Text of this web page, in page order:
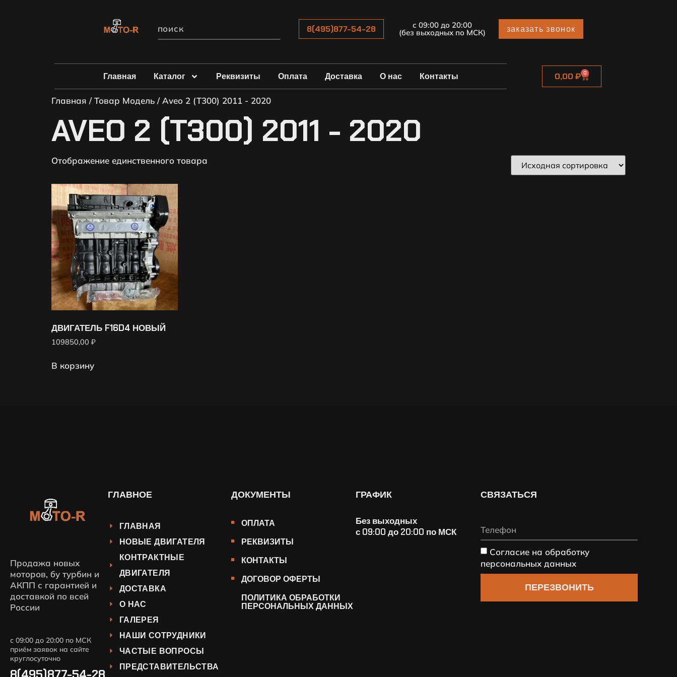
8(495)877-54-28 с 09:00 до 20:00
(без выходных по МСК) заказать звонок
Главная Каталог Реквизиты Оплата Доставка О нас Контакты 0,00₽ 0
Главная / Товар Модель / Aveo 2 (T300) 2011 - 2020
AVEO 2 (T300) 2011 - 2020
Отображение единственного товара
ДВИГАТЕЛЬ F16D4 НОВЫЙ
109850,00 ₽
В корзину
Продажа новых
моторов, бу турбин и
АКПП с гарантией и
доставкой по всей
России
с 09:00 до 20:00 по МСК
приём заявок на сайте
круглосуточно
ГЛАВНОЕ
ГЛАВНАЯ
НОВЫЕ ДВИГАТЕЛЯ
КОНТРАКТНЫЕ
ДВИГАТЕЛЯ
ДОСТАВКА
О НАС
ГАЛЕРЕЯ
НАШИ СОТРУДНИКИ
ЧАСТЫЕ ВОПРОСЫ
ПРЕДСТАВИТЕЛЬСТВА
ДОКУМЕНТЫ
ОПЛАТА
РЕКВИЗИТЫ
КОНТАКТЫ
ДОГОВОР ОФЕРТЫ
ПОЛИТИКА ОБРАБОТКИ
ПЕРСОНАЛЬНЫХ ДАННЫХ
ГРАФИК
Без выходных
с 09:00 до 20:00 по МСК
СВЯЗАТЬСЯ
Согласие на обработку
персональных данных
ПЕРЕЗВОНИТЬ